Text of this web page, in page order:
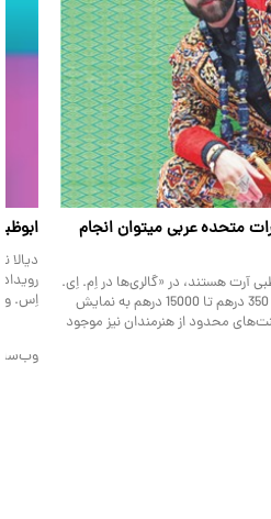
8 آپریل 2019 در امارات متحده عربی میتوان انجام
آرت هستند، در «گالری‌ها در اِم. اِی.
اِس.» آثار عکاسی و نقاشی را از قیمت 350 درهم تا 15000 درهم به نمایش
محدود از هنرمندان نیز موجود
دیالا
اِس. و